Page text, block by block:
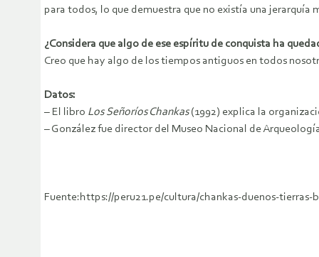
para todos, lo que demuestra que no existía una jerarquía
¿Considera que algo de ese espíritu de conquista ha
Creo que hay algo de los tiempos antiguos en todos
Datos:
– El libro Los Señoríos Chankas(1992) explica la
– González fue director del Museo Nacional de
Fuente:https://peru21.pe/cultura/chankas-duenos-tierras-